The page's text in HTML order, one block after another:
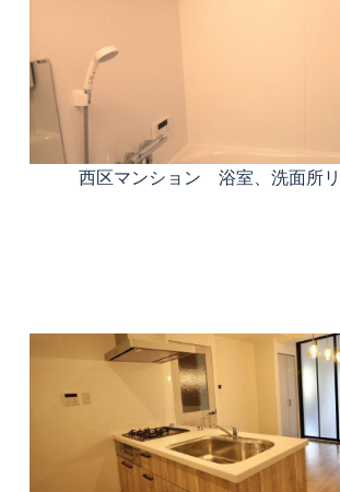
西区マンション 浴室、洗面所